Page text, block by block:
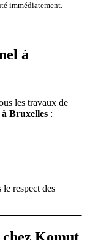
immédiatement.
à
les travaux de
Bruxelles :
respect des